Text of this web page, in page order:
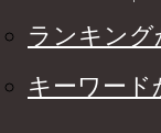
ランキン
キーワード